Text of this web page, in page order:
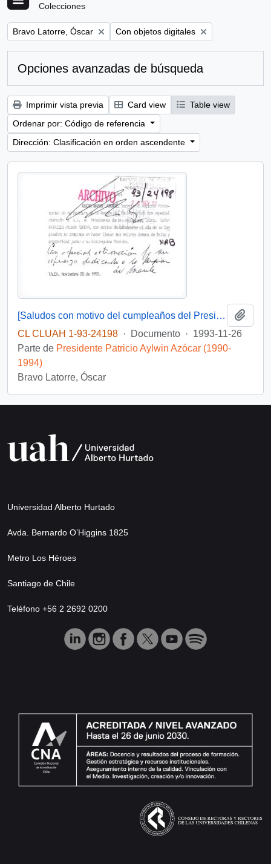
Colecciones
Remove filter:
Bravo Latorre, Óscar Remove filter:
Con objetos digitales
Opciones avanzadas de búsqueda
Imprimir vista previa Card view
Table view
Ordenar por: Código de referencia
Dirección: Clasificación en orden ascendente
[Saludos con motivo del cumpleaños del Presidente]
CL CLUAH 1-93-24198 · Documento · 1993-11-26
Parte de Presidente Patricio Aylwin Azócar (1990-
1994)
Bravo Latorre, Óscar
Universidad Alberto Hurtado
Avda. Bernardo O’Higgins 1825
Metro Los Héroes
Santiago de Chile
Teléfono +56 2 2692 0200